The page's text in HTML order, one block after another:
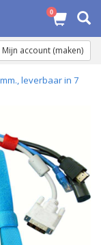
0
Mijn account (maken)
leverbaar in 7